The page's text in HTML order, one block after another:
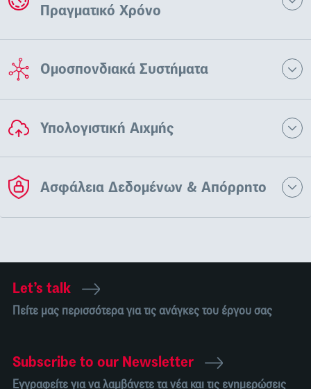
Πραγματικό Χρόνο
Ομοσπονδιακά Συστήματα
Υπολογιστική Αιχμής
Ασφάλεια Δεδομένων & Απόρρητο
Let’s talk
Πείτε μας περισσότερα για τις ανάγκες του έργου σας
Subscribe to our Newsletter
Εγγραφείτε για να λαμβάνετε τα νέα και τις ενημερώσεις